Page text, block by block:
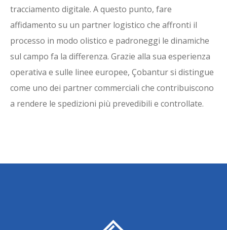
tracciamento digitale. A questo punto, fare
affidamento su un partner logistico che affronti il
processo in modo olistico e padroneggi le dinamiche
sul campo fa la differenza. Grazie alla sua esperienza
operativa e sulle linee europee, Çobantur si distingue
come uno dei partner commerciali che contribuiscono
a rendere le spedizioni più prevedibili e controllate.